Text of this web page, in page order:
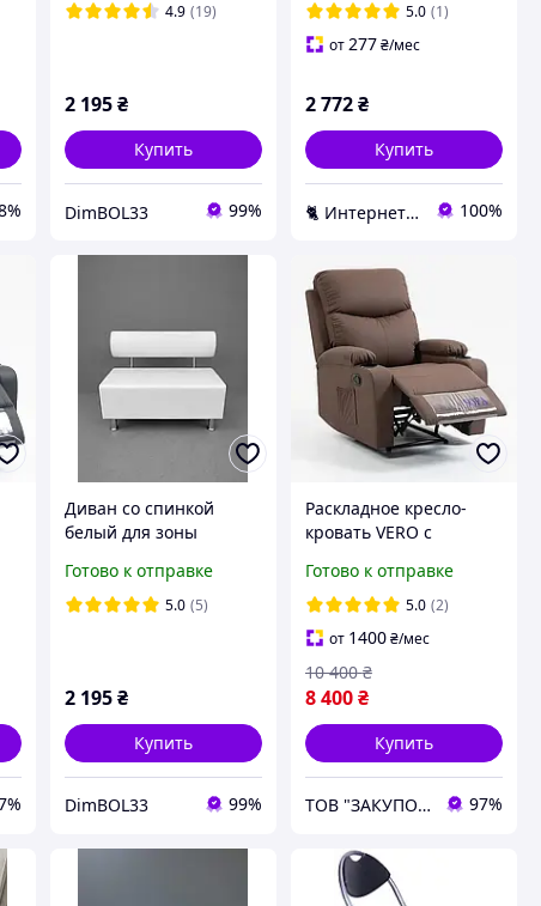
4.9 (19)
2 195 ₴
Купить
DimBOL33 99%
5.0 (1)
от277₴/мес
2 772₴
Купить
🐈 Интернет-магазин "Котяра-мебель" Наша мебель в каждый дом kotyara-mebel.com 100%
Диван со спинкой
белый для зоны
для кухни, салона
красоты, кафе, офиса,
Готово к отправке
5.0 (5)
2 195 ₴
Купить
DimBOL33 99%
Раскладное кресло-
кровать VERO с
Коричневый
Готово к отправке
5.0 (2)
от 1400₴/мес
8 400₴
10 400 ₴
Купить
ТОВ "ЗАКУПОЛЬ" 97%